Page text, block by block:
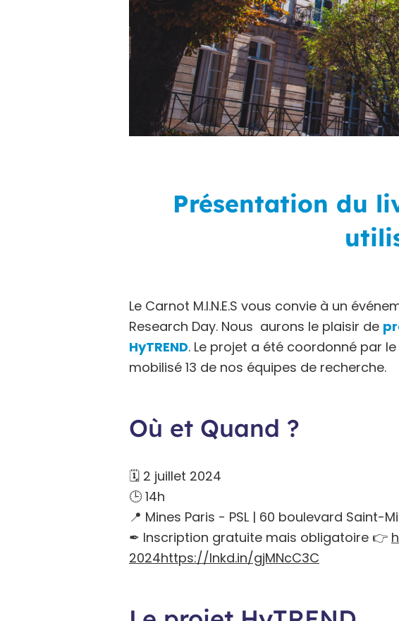
Présentation du
Le Carnot M.I.N.E.S vous convie à un
Research Day. Nous aurons le plaisir de
HyTREND. Le projet a été coordonné par le
mobilisé 13 de nos équipes de recherche.
Où et Quand ?
🗓️ 2 juillet 2024
🕒 14h
📍 Mines Paris - PSL | 60 boulevard Saint-
✒ Inscription gratuite mais obligatoire 👉
2024https://lnkd.in/gjMNcC3C